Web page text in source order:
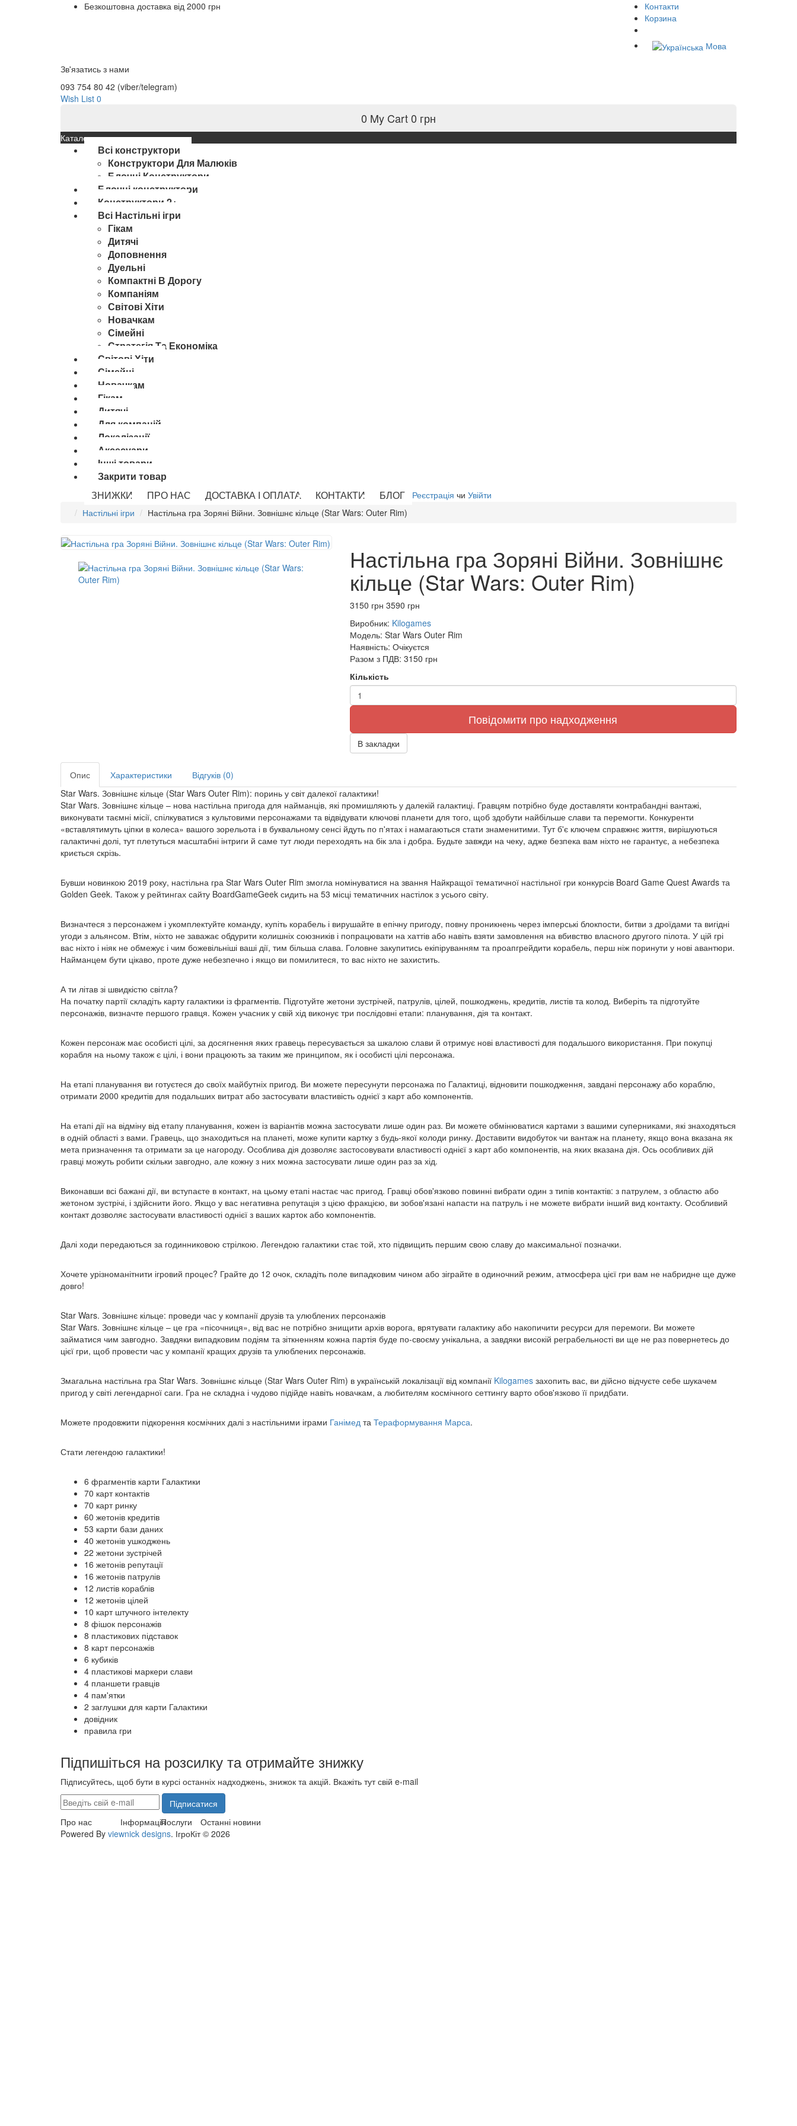
Безкоштовна доставка від 2000 грн
Контакти
Корзина
Мова
Зв'язатись з нами
093 754 80 42 (viber/telegram)
Wish List 0
0 My Cart0 грн
Каталог
Всі конструктори
Конструктори Для Малюків
Блочні Конструктори
Блочні конструктори
Конструктори 2+
Всі Настільні ігри
Гікам
Дитячі
Доповнення
Дуельні
Компактні В Дорогу
Компаніям
Світові Хіти
Новачкам
Сімейні
Стратегія Та Економіка
Світові Хіти
Сімейні
Новачкам
Гікам
Дитячі
Для компаній
Локалізації
Аксесуари
Інші товари
Закрити товар
ЗНИЖКИ
ПРО НАС ДОСТАВКА І ОПЛАТА КОНТАКТИ БЛОГ Реєстрація чи Увійти
Настільні ігри
Настільна гра Зоряні Війни. Зовнішнє кільце (Star Wars: Outer Rim)
Настільна гра Зоряні Війни. Зовнішнє
кільце (Star Wars: Outer Rim)
3150 грн 3590 грн
Виробник: Kilogames
Модель: Star Wars Outer Rim
Наявність: Очікуєтся
Разом з ПДВ: 3150 грн
Кількість
Повідомити про надходження
В закладки
Опис Характеристики
Відгуків (0)
Star Wars. Зовнішнє кільце (Star Wars Outer Rim): поринь у світ далекої галактики!
Star Wars. Зовнішнє кільце – нова настільна пригода для найманців, які промишляють у далекій галактиці. Гравцям потрібно буде доставляти контрабандні вантажі,
виконувати таємні місії, спілкуватися з культовими персонажами та відвідувати ключові планети для того, щоб здобути найбільше слави та перемогти. Конкуренти
«вставлятимуть ціпки в колеса» вашого зорельота і в буквальному сенсі йдуть по п'ятах і намагаються стати знаменитими. Тут б'є ключем справжнє життя, вирішуються
галактичні долі, тут плетуться масштабні інтриги й саме тут люди переходять на бік зла і добра. Будьте завжди на чеку, адже безпека вам ніхто не гарантує, а небезпека
криється скрізь.
Бувши новинкою 2019 року, настільна гра Star Wars Outer Rim змогла номінуватися на звання Найкращої тематичної настільної гри конкурсів Board Game Quest Awards та
Golden Geek. Також у рейтингах сайту BoardGameGeek сидить на 53 місці тематичних настілок з усього світу.
Визначтеся з персонажем і укомплектуйте команду, купіть корабель і вирушайте в епічну пригоду, повну проникнень через імперські блокпости, битви з дроїдами та вигідні
угоди з альянсом. Втім, ніхто не заважає обдурити колишніх союзників і попрацювати на хаттів або навіть взяти замовлення на вбивство власного другого пілота. У цій грі
вас ніхто і ніяк не обмежує і чим божевільніші ваші дії, тим більша слава. Головне закупитись екіпіруванням та проапгрейдити корабель, перш ніж поринути у нові авантюри.
Найманцем бути цікаво, проте дуже небезпечно і якщо ви помилитеся, то вас ніхто не захистить.
А ти літав зі швидкістю світла?
На початку партії складіть карту галактики із фрагментів. Підготуйте жетони зустрічей, патрулів, цілей, пошкоджень, кредитів, листів та колод. Виберіть та підготуйте
персонажів, визначте першого гравця. Кожен учасник у свій хід виконує три послідовні етапи: планування, дія та контакт.
Кожен персонаж має особисті цілі, за досягнення яких гравець пересувається за шкалою слави й отримує нові властивості для подальшого використання. При покупці
корабля на ньому також є цілі, і вони працюють за таким же принципом, як і особисті цілі персонажа.
На етапі планування ви готуєтеся до своїх майбутніх пригод. Ви можете пересунути персонажа по Галактиці, відновити пошкодження, завдані персонажу або кораблю,
отримати 2000 кредитів для подальших витрат або застосувати властивість однієї з карт або компонентів.
На етапі дії на відміну від етапу планування, кожен із варіантів можна застосувати лише один раз. Ви можете обмінюватися картами з вашими суперниками, які знаходяться
в одній області з вами. Гравець, що знаходиться на планеті, може купити картку з будь-якої колоди ринку. Доставити видобуток чи вантаж на планету, якщо вона вказана як
мета призначення та отримати за це нагороду. Особлива дія дозволяє застосовувати властивості однієї з карт або компонентів, на яких вказана дія. Ось особливих дій
гравці можуть робити скільки завгодно, але кожну з них можна застосувати лише один раз за хід.
Виконавши всі бажані дії, ви вступаєте в контакт, на цьому етапі настає час пригод. Гравці обов'язково повинні вибрати один з типів контактів: з патрулем, з областю або
жетоном зустрічі, і здійснити його. Якщо у вас негативна репутація з цією фракцією, ви зобов'язані напасти на патруль і не можете вибрати інший вид контакту. Особливий
контакт дозволяє застосувати властивості однієї з ваших карток або компонентів.
Далі ходи передаються за годинниковою стрілкою. Легендою галактики стає той, хто підвищить першим свою славу до максимальної позначки.
Хочете урізноманітнити ігровий процес? Грайте до 12 очок, складіть поле випадковим чином або зіграйте в одиночний режим, атмосфера цієї гри вам не набридне ще дуже
довго!
Star Wars. Зовнішнє кільце: проведи час у компанії друзів та улюблених персонажів
Star Wars. Зовнішнє кільце – це гра «пісочниця», від вас не потрібно знищити архів ворога, врятувати галактику або накопичити ресурси для перемоги. Ви можете
займатися чим завгодно. Завдяки випадковим подіям та зіткненням кожна партія буде по-своєму унікальна, а завдяки високій реграбельності ви ще не раз повернетесь до
цієї гри, щоб провести час у компанії кращих друзів та улюблених персонажів.
Змагальна настільна гра Star Wars. Зовнішнє кільце (Star Wars Outer Rim) в українській локалізації від компанії Kilogames захопить вас, ви дійсно відчуєте себе шукачем
пригод у світі легендарної саги. Гра не складна і чудово підійде навіть новачкам, а любителям космічного сеттингу варто обов'язково її придбати.
Можете продовжити підкорення космічних далі з настільними іграми Ганімед та Тераформування Марса.
Стати легендою галактики!
6 фрагментів карти Галактики
70 карт контактів
70 карт ринку
60 жетонів кредитів
53 карти бази даних
40 жетонів ушкоджень
22 жетони зустрічей
16 жетонів репутації
16 жетонів патрулів
12 листів кораблів
12 жетонів цілей
10 карт штучного інтелекту
8 фішок персонажів
8 пластикових підставок
8 карт персонажів
6 кубиків
4 пластикові маркери слави
4 планшети гравців
4 пам'ятки
2 заглушки для карти Галактики
довідник
правила гри
Підпишіться на розсилку та отримайте знижку
Підписуйтесь, щоб бути в курсі останніх надходжень, знижок та акцій. Вкажіть тут свій e-mail
Підписатися
Про нас
ІнформаціяПослуги
Останні новини
Powered By viewnick designs. ІгроКіт © 2026